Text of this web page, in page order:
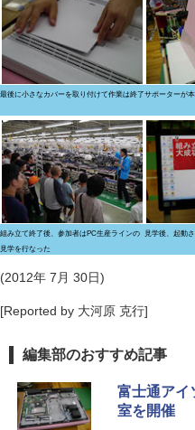
最後に小さなカバーを取り付けて作業は終了サポーターが
組み立て終了後、参加者はPC生産ラインの
見学を行なった
見学後、起動
(2012年 7月 30日)
[Reported by 大河原 克行]
編集部のおすすめ記事
富士通アイ
室を開催